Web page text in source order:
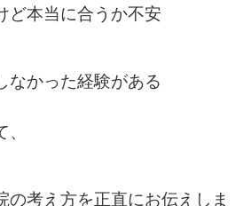
ど本当に合うか不安
なかった経験がある
の考え方を正直にお伝えしま